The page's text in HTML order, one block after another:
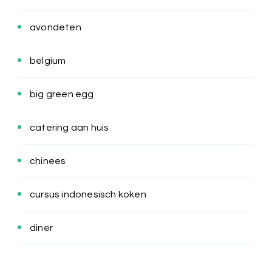
avondeten
belgium
big green egg
catering aan huis
chinees
cursus indonesisch koken
diner